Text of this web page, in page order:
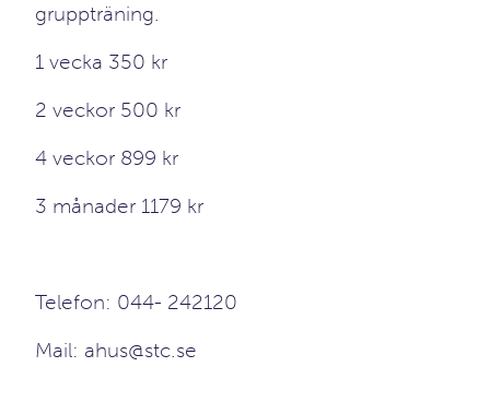
gruppträning.
1 vecka 350 kr
2 veckor 500 kr
4 veckor 899 kr
3 månader 1179 kr
Telefon: 044- 242120
Mail: ahus@stc.se